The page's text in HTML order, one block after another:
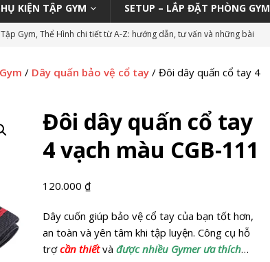
KIỆN TẬP GYM SETUP – LẮP ĐẶT PHÒNG GYM
Gym, Thể Hình chi tiết từ A-Z: hướng dẫn, tư vấn và những bài
270 tại phòng gym | Nên hay không nên?
KINH NGHIỆM MỞ
viên Gym (Thể hình – Fitness) tại TP HCM tháng 9/2019
LỚP
Gym Trên Toàn Quốc
dân: Thái Hòa Gym tại Nghệ An
thông: HC Fitness tại TP. Hải Dương
CÁC DỰ ÁN SETUP
/ Dây quấn bảo vệ cổ tay / Đôi dây quấn cổ tay 4
Đôi dây quấn cổ tay
4 vạch màu CGB-111
120.000 ₫
Dây cuốn giúp bảo vệ cổ tay của bạn tốt hơn,
an toàn và yên tâm khi tập luyện. Công cụ hỗ
trợcần thiếtvà được nhiều Gymer ưa thích…